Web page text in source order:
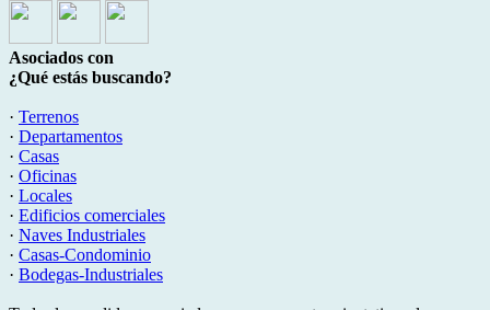
Asociados con
¿Qué estás buscando?
· Terrenos
· Departamentos
· Casas
· Oficinas
· Locales
· Edificios comerciales
· Naves Industriales
· Casas-Condominio
· Bodegas-Industriales